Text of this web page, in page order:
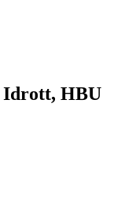
Idrott, HBU